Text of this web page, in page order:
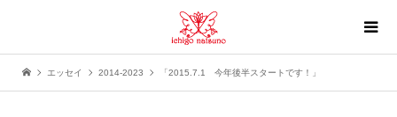
エッセイ 2014-2023 「2015.7.1 今年後半スタートです！」